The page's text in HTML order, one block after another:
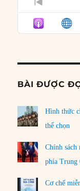
EPISODE
BÀI ĐƯỢC
Hình thức
thể chọn
Chính
phía Trung
Cơ chế